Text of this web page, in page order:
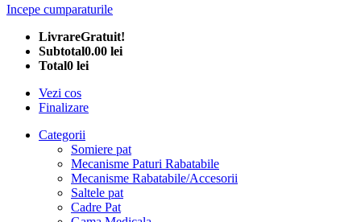
Incepe cumparaturile
LivrareGratuit!
Subtotal0.00 lei
Total0 lei
Vezi cos
Finalizare
Categorii
Somiere pat
Mecanisme Paturi Rabatabile
Mecanisme Rabatabile/Accesorii
Saltele pat
Cadre Pat